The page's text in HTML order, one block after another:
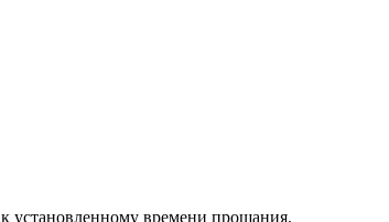
установленному времени прощания.